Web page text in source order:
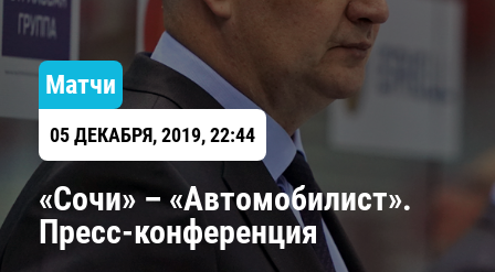
Матчи
05 ДЕКАБРЯ, 2019, 22:44
«Сочи» – «Автомобилист».
Пресс-конференция